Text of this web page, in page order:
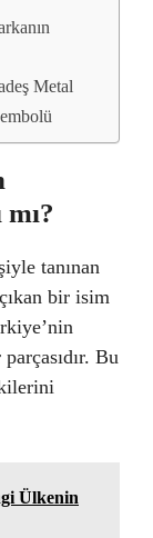
Metal
tanınan
bir isim
Bu
Ülkenin